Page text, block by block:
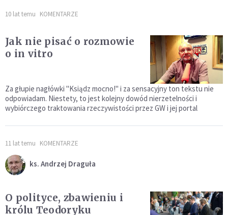
10 lat temu KOMENTARZE
Jak nie pisać o rozmowie
o in vitro
Za głupie nagłówki "Ksiądz mocno!" i za sensacyjny ton tekstu nie
odpowiadam. Niestety, to jest kolejny dowód nierzetelności i
wybiórczego traktowania rzeczywistości przez GW i jej portal
11 lat temu KOMENTARZE
ks. Andrzej Draguła
O polityce, zbawieniu i
królu Teodoryku